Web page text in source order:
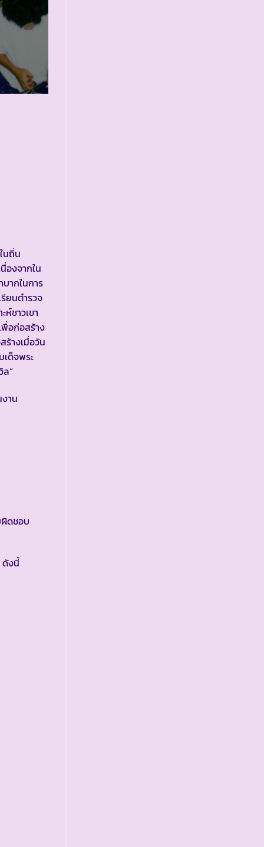
นถิ่น
องจากใน
ากในการ
ยนตำรวจ
ชาวเขา
อก่อสร้าง
ร้างเมื่อวัน
ด็จพระ
ล”
าน
ดชอบ
ดังนี้